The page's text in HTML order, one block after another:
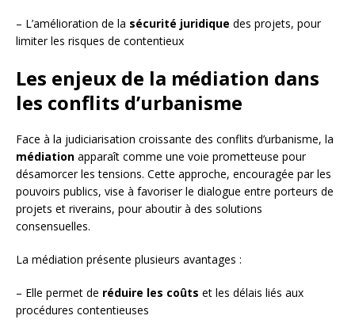
– L’amélioration de la sécurité juridique des projets, pour
limiter les risques de contentieux
Les enjeux de la médiation dans
les conflits d’urbanisme
Face à la judiciarisation croissante des conflits d’urbanisme, la
médiation apparaît comme une voie prometteuse pour
désamorcer les tensions. Cette approche, encouragée par les
pouvoirs publics, vise à favoriser le dialogue entre porteurs de
projets et riverains, pour aboutir à des solutions
consensuelles.
La médiation présente plusieurs avantages :
– Elle permet de réduire les coûts et les délais liés aux
procédures contentieuses